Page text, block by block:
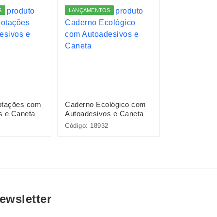
com
e Caneta
LANÇAMENTOS
Caderno Ecológico com
Autoadesivos e Caneta
Código: 18932